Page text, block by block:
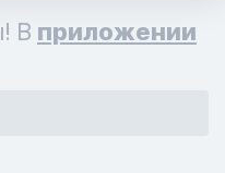
В приложении